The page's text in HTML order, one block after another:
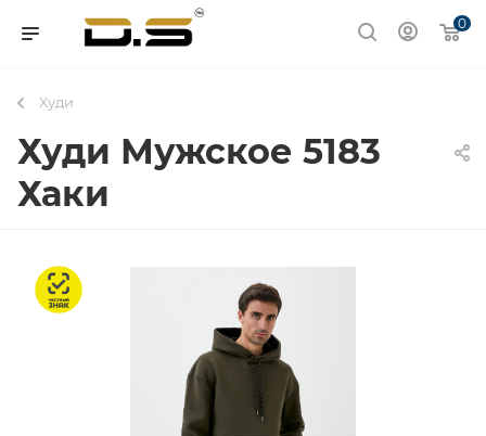
0
Худи
Худи Мужское 5183
Хаки
Честный знак